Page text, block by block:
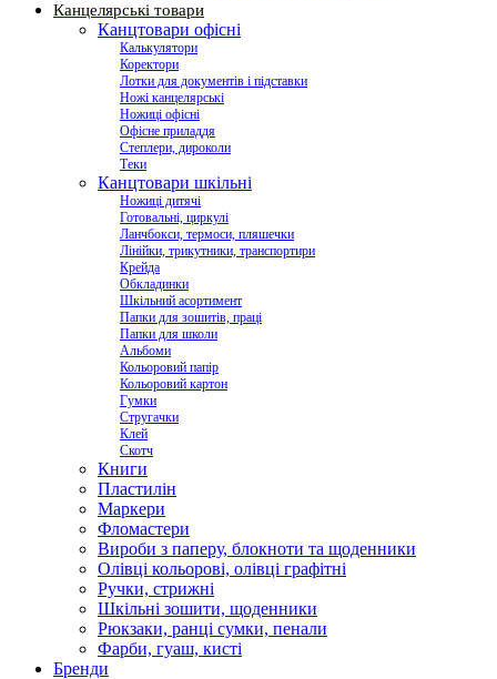
Канцелярські товари
Канцтовари офісні
Калькулятори
Коректори
Лотки для документів і підставки
Ножі канцелярські
Ножиці офісні
Офісне приладдя
Степлери, дироколи
Теки
Канцтовари шкільні
Ножиці дитячі
Готовальні, циркулі
Ланчбокси, термоси, пляшечки
Лінійки, трикутники, транспортири
Крейда
Обкладинки
Шкільний асортимент
Папки для зошитів, праці
Папки для школи
Альбоми
Кольоровий папір
Кольоровий картон
Гумки
Стругачки
Клей
Скотч
Книги
Пластилін
Маркери
Фломастери
Вироби з паперу, блокноти та щоденники
Олівці кольорові, олівці графітні
Ручки, стрижні
Шкільні зошити, щоденники
Рюкзаки, ранці сумки, пенали
Фарби, гуаш, кисті
Бренди